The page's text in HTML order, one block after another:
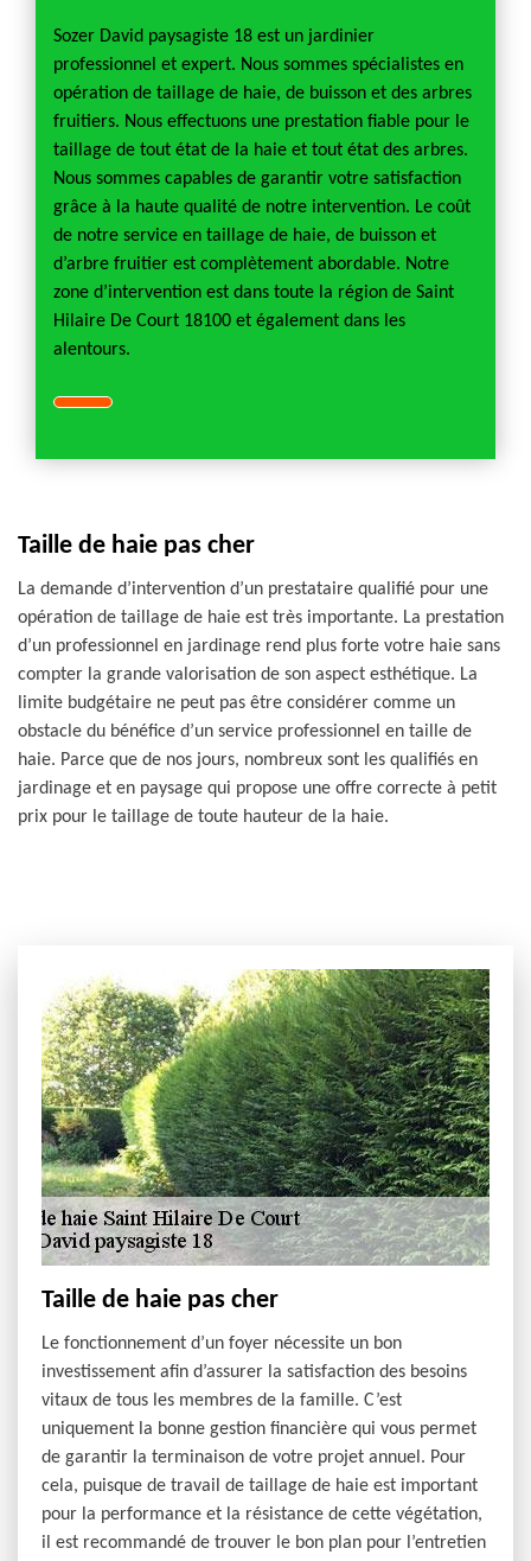
Sozer David paysagiste 18 est un jardinier
professionnel et expert. Nous sommes spécialistes en
opération de taillage de haie, de buisson et des arbres
fruitiers. Nous effectuons une prestation fiable pour le
taillage de tout état de la haie et tout état des arbres.
Nous sommes capables de garantir votre satisfaction
grâce à la haute qualité de notre intervention. Le coût
de notre service en taillage de haie, de buisson et
d’arbre fruitier est complètement abordable. Notre
zone d’intervention est dans toute la région de Saint
Hilaire De Court 18100 et également dans les
alentours.
Taille de haie pas cher
La demande d’intervention d’un prestataire qualifié pour une
opération de taillage de haie est très importante. La prestation
d’un professionnel en jardinage rend plus forte votre haie sans
compter la grande valorisation de son aspect esthétique. La
limite budgétaire ne peut pas être considérer comme un
obstacle du bénéfice d’un service professionnel en taille de
haie. Parce que de nos jours, nombreux sont les qualifiés en
jardinage et en paysage qui propose une offre correcte à petit
prix pour le taillage de toute hauteur de la haie.
Taille de haie pas cher
Le fonctionnement d’un foyer nécessite un bon
investissement afin d’assurer la satisfaction des besoins
vitaux de tous les membres de la famille. C’est
uniquement la bonne gestion financière qui vous permet
de garantir la terminaison de votre projet annuel. Pour
cela, puisque de travail de taillage de haie est important
pour la performance et la résistance de cette végétation,
il est recommandé de trouver le bon plan pour l’entretien